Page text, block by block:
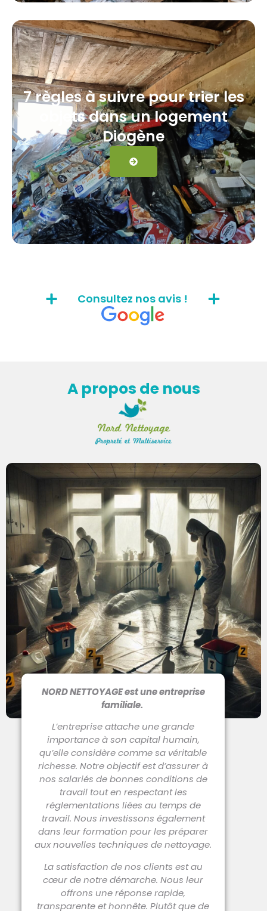
7 règles à suivre pour trier les
objets dans un logement
Diogène
Consultez nos avis !
A propos de nous
NORD NETTOYAGE est une entreprise
familiale.
L’entreprise attache une grande
importance à son capital humain,
qu’elle considère comme sa véritable
richesse. Notre objectif est d’assurer à
nos salariés de bonnes conditions de
travail tout en respectant les
réglementations liées au temps de
travail. Nous investissons également
dans leur formation pour les préparer
aux nouvelles techniques de nettoyage.
La satisfaction de nos clients est au
cœur de notre démarche. Nous leur
offrons une réponse rapide,
transparente et honnête. Plutôt que de